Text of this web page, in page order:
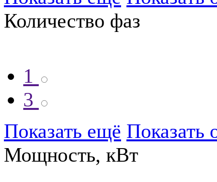
Количество фаз
1
3
Показать ещё Показать
Мощность, кВт